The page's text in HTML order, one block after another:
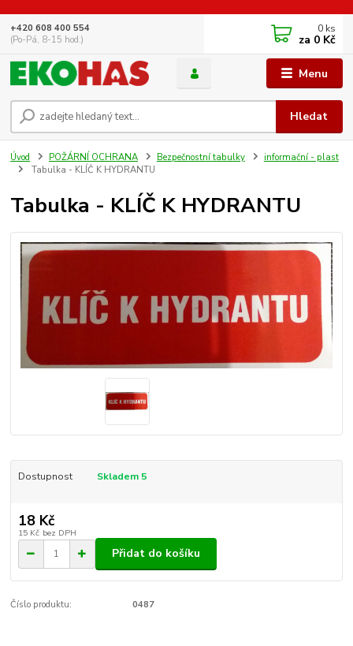
Menu
Hledat
+420 608 400 554
(Po-Pá, 8-15 hod.)
0 ks
za 0 Kč
Úvod POŽÁRNÍ OCHRANA Bezpečnostní tabulky
informační - plast
Tabulka - KLÍČ K HYDRANTU
Tabulka - KLÍČ K HYDRANTU
Dostupnost Skladem 5
18 Kč
15 Kč bez DPH
Přidat do košíku
Číslo produktu: 0487